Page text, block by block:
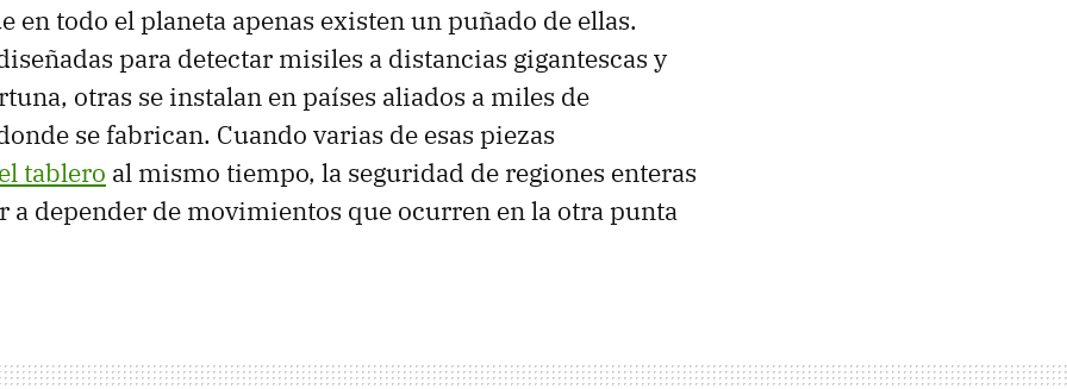
en todo el planeta apenas existen un puñado de ellas.
para detectar misiles a distancias gigantescas y
otras se instalan en países aliados a miles de
se fabrican. Cuando varias de esas piezas
tablero al mismo tiempo, la seguridad de regiones enteras
a depender de movimientos que ocurren en la otra punta